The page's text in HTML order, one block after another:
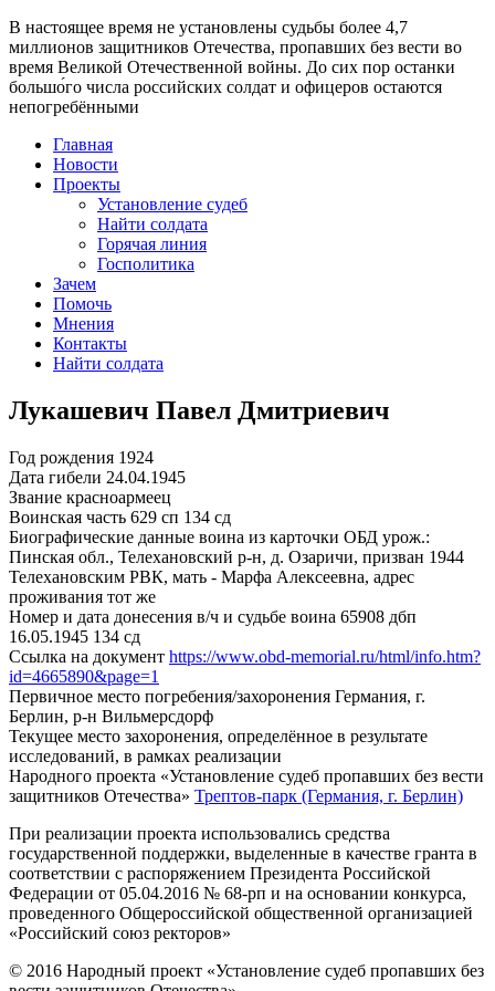
В настоящее время не установлены судьбы более 4,7
миллионов защитников Отечества, пропавших без вести во
время Великой Отечественной войны. До сих пор останки
большо́го числа российских солдат и офицеров остаются
непогребёнными
Главная
Новости
Проекты
Установление судеб
Найти солдата
Горячая линия
Госполитика
Зачем
Помочь
Мнения
Контакты
Найти солдата
Лукашевич Павел Дмитриевич
Год рождения 1924
Дата гибели 24.04.1945
Звание красноармеец
Воинская часть 629 сп 134 сд
Биографические данные воина из карточки ОБД урож.:
Пинская обл., Телехановский р-н, д. Озаричи, призван 1944
Телехановским РВК, мать - Марфа Алексеевна, адрес
проживания тот же
Номер и дата донесения в/ч и судьбе воина 65908 дбп
16.05.1945 134 сд
Ссылка на документ https://www.obd-memorial.ru/html/info.htm?
id=4665890&page=1
Первичное место погребения/захоронения Германия, г.
Берлин, р-н Вильмерсдорф
Текущее место захоронения, определённое в результате
исследований, в рамках реализации
Народного проекта «Установление судеб пропавших без вести
защитников Отечества» Трептов-парк (Германия, г. Берлин)
При реализации проекта использовались средства
государственной поддержки, выделенные в качестве гранта в
соответствии с распоряжением Президента Российской
Федерации от 05.04.2016 № 68-рп и на основании конкурса,
проведенного Общероссийской общественной организацией
«Российский союз ректоров»
© 2016 Народный проект «Установление судеб пропавших без